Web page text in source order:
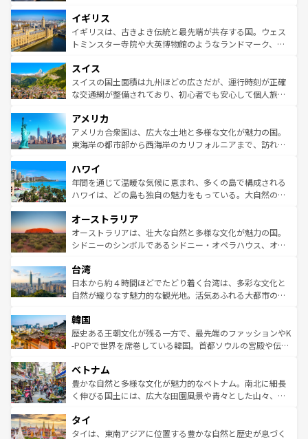
いる。シャンパンの発祥地であるランス、プロヴァンスの
香り高いラベンダー畑など、多彩な楽しみ方が可能だ。さ
らに、パリ以外の地域にも魅力が溢れており、どの街角に
れる地方に足を運ぶとそれぞれで全く異なる文化を体験で
きるだろう。 なお、新着のフランス情報はコンテンツ一覧
を参照してほしい。
顔を持つこの国は、どこを歩いても飽きることがない。ベ
ルリンの文化的活気、バイエルン州のアルプスの絶景、そ
してライン川沿いのワイン畑といった風景は必見。ビール
は、お酒好きな人にはぜひ体験してほしい。 なお、新着の
ドイツ情報はコンテンツ一覧を参照してほしい。
イギリス
イギリスは、古きよき伝統と最先端が共存する国。ウェス
トミンスター寺院や大英博物館のようなランドマーク、歴
リアごとに異なる魅力がある。また、優雅なアフタヌーン
ティー、ビール好きにはたまらない英国パブ、サッカー観
戦など、本場だからこそできる体験も豊富。イギリスを旅
ンツ一覧を参照してほしい。
スイス
スイスの国土面積は九州ほどの広さだが、運行時刻が正確
な交通網が整備されており、初心者でも安心して個人旅行
の建物がそのまま残る町や、スイスならではのユニークな
博物館もあり、アルプス観光だけでなく町歩きも満喫する
ことができる。国民の所得が高いため物価も高いが、旅行
ば市内交通費無料で観光を楽しむこともできる。 なお、新
着のスイス情報はコンテンツ一覧 を参照してほしい。
アメリカ
アメリカ合衆国は、広大な土地と多様な文化が魅力の国。
東海岸の都市部から西海岸のカリフォルニアまで、訪れる
のような巨大都市は、観光、ショッピング、エンターテイ
ンメントが詰まった刺激的なスポットだ。一方、アメリカ
西部には大自然が広がり、グランドキャニオンやイエロー
部のニューオーリンズでは、音楽と美食が融合した独特の
文化が魅力。旅行者はアメリカの各地域で異なる魅力を楽
しみながら、その多様性と豊かな歴史を感じることができ
ならではの贅沢な旅のスタイルだ。 なお、新着のアメリカ
情報はコンテンツ一覧を参照してほしい。
ハワイ
年間を通じて温暖な気候に恵まれ、多くの島で構成される
ハワイは、どの島も独自の魅力をもっている。大自然の神
ワイ島は見逃せない。また、定番の観光地といえばオアフ
島だが、静かな自然を求めるならマウイ島やカウアイ島が
おすすめ。エメラルドグリーンに輝く海をはじめ、豊かな
れるおもてなしの心で訪れる人々を迎えてくれるハワイの
人々、おいしいローカルフードやハワイアンミュージッ
ク、伝統的なフラダンスなど、すべてがハワイの魅力を彩
ワイを、存分に味わってほしい。 なお、新着のハワイ情報
はコンテンツ一覧を参照してほしい。
オーストラリア
オーストラリアは、壮大な自然と多様な文化が魅力の国。
シドニーのシンボルであるシドニー・オペラハウス、オー
リアリーフや大陸中央部にそびえるウルル（エアーズロッ
ク）、タスマニアの美しい原生林やケアンズの熱帯雨林な
ど、見どころがたくさん。また、カフェやワイン、オージ
いる。アクティビティも充実しており、サーフィンやダイ
ビング、ハイキングなど、アウトドア好きにはたまらな
い。オーストラリアの多彩な魅力を存分に味わいつくそ
参照してほしい。
台湾
日本から約４時間ほどでたどり着く台湾は、多彩な文化と
自然が織りなす魅力的な観光地。活気あふれる大都市の台
ン）、静ひつな山岳地帯である台湾東部など、都市の喧騒
と山間の静けさが共存しており、訪れる人に新しい発見と
驚きをもたらしてくれる。また、奥深い台湾の食文化も魅
容にもいいと評判のスイーツなど、バラエティ豊かな料理
が味わえる。 なお、新着の台湾情報は コンテンツ一覧を参
照してほしい。
韓国
歴史ある王朝文化が残る一方で、最先端のファッションやK
-POPで世界を席巻している韓国。首都ソウルの宮殿や伝統
き、地方に足を延ばせば四季折々の自然美を楽しむことが
できる。そして、キムチや焼肉、絶品のストリートフード
まで、さまざまな韓国料理が待っている。夜には、韓国な
リティに包まれながら、韓国の多彩な魅力を心ゆくまで味
わってみてほしい。 なお、新着の韓国情報はコンテンツ一
ベトナム
豊かな自然と多様な文化が魅力的なベトナム。南北に細長
く伸びる国土には、広大な田園風景や青々とした山々、世
急速な発展と共に伝統が息づく。ハノイの古い町並みやホ
ーチミン市のフランス統治時代の建物も、独特の雰囲気を
タイ
タイは、東南アジアに位置する豊かな自然と歴史が息づく